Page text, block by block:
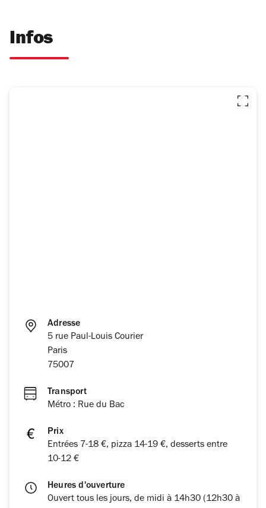
Infos
Adresse
5 rue Paul-Louis Courier
Paris
75007
Transport
Métro : Rue du Bac
Prix
Entrées 7-18 €, pizza 14-19 €, desserts entre
10-12 €
Heures d'ouverture
Ouvert tous les jours, de midi à 14h30 (12h30 à